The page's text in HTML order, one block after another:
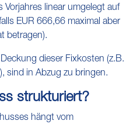
Vorjahres linear umgelegt auf
EUR 666,66 maximal aber
betragen).
dieser Fixkosten (z.B.
sind in Abzug zu bringen.
strukturiert?
hängt vom